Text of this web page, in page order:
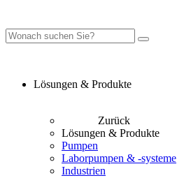
Lösungen & Produkte
Zurück
Lösungen & Produkte
Pumpen
Laborpumpen & -systeme
Industrien